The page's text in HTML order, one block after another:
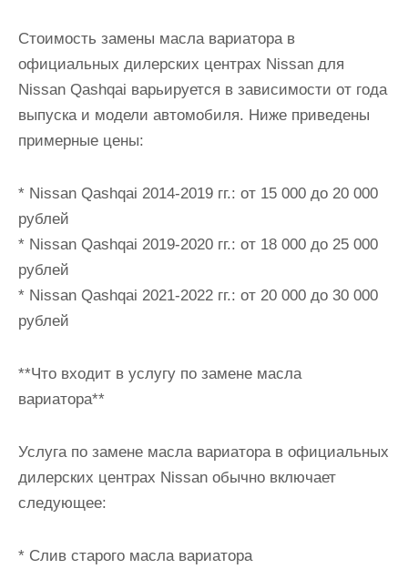
Стоимость замены масла вариатора в
официальных дилерских центрах Nissan для
Nissan Qashqai варьируется в зависимости от года
выпуска и модели автомобиля. Ниже приведены
примерные цены:
* Nissan Qashqai 2014-2019 гг.: от 15 000 до 20 000
рублей
* Nissan Qashqai 2019-2020 гг.: от 18 000 до 25 000
рублей
* Nissan Qashqai 2021-2022 гг.: от 20 000 до 30 000
рублей
**Что входит в услугу по замене масла
вариатора**
Услуга по замене масла вариатора в официальных
дилерских центрах Nissan обычно включает
следующее:
* Слив старого масла вариатора